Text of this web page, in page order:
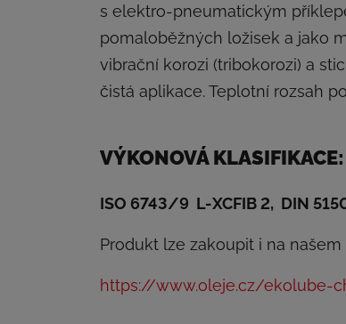
s elektro-pneumatickým
pomaloběžných ložisek a jako
vibrační korozi (tribokorozi) a
čistá aplikace. Teplotní rozsah
VÝKONOVÁ KLASIFIKACE:
ISO 6743/9 L-XCFIB 2, DIN
Produkt lze zakoupit i na
https://www.oleje.cz/ekolube-